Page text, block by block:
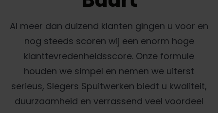
Al meer dan duizend klanten gingen u voor en
nog steeds scoren wij een enorm hoge
klanttevredenheidsscore. Onze formule
houden we simpel en nemen we uiterst
serieus, Slegers Spuitwerken biedt u kwaliteit,
duurzaamheid en verrassend veel voordeel